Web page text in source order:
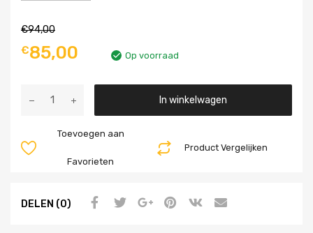
€94,00
€85,00 Op voorraad
In winkelwagen
Product Vergelijken
Toevoegen aan
Favorieten
DELEN (0)